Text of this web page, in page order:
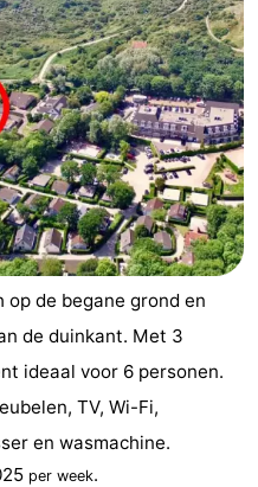
de begane grond en
de duinkant. Met 3
ideaal voor 6 personen.
TV, Wi-Fi,
en wasmachine.
per week.